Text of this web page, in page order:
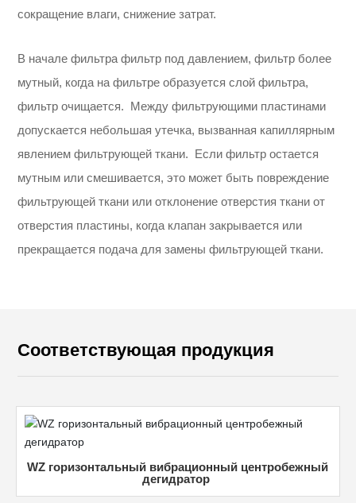
сокращение влаги, снижение затрат.
В начале фильтра фильтр под давлением, фильтр более
мутный, когда на фильтре образуется слой фильтра,
фильтр очищается. Между фильтрующими пластинами
допускается небольшая утечка, вызванная капиллярным
явлением фильтрующей ткани. Если фильтр остается
мутным или смешивается, это может быть повреждение
фильтрующей ткани или отклонение отверстия ткани от
отверстия пластины, когда клапан закрывается или
прекращается подача для замены фильтрующей ткани.
Соответствующая продукция
WZ горизонтальный вибрационный центробежный
дегидратор